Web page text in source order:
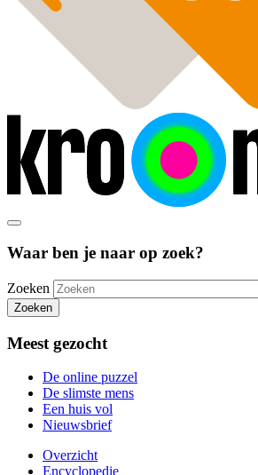
Waar ben je naar op zoek?
Zoeken
Zoeken
Meest gezocht
De online puzzel
De slimste mens
Een huis vol
Nieuwsbrief
Overzicht
Encyclopedie